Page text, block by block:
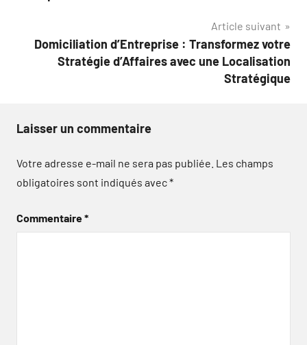
Article suivant
Domiciliation d’Entreprise : Transformez votre
Stratégie d’Affaires avec une Localisation
Stratégique
Laisser un commentaire
Votre adresse e-mail ne sera pas publiée. Les champs
obligatoires sont indiqués avec*
Commentaire*